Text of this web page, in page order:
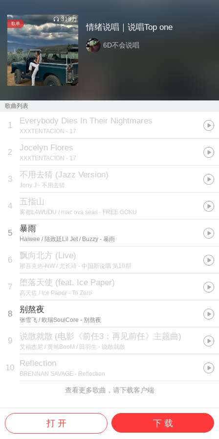
歌单
313万
情绪说唱｜说唱Top one
6D不会说唱
歌曲列表
1 Everybody Dies In Their Nightmares
XXXTENTACION - 17
2 Jocelyn Flores
XXXTENTACION - 17
3 不用去猜 (Jazz Version)
Jony J - 不用去猜
4 五指山
雾都L4WUDU / mac ova seas - FREE GOKU
5 暴雨
Haiwee / 陆政廷Lil Jet / Buzzy - 暴雨
6 飘向北方 (Live)
那吾克热-NW / 尤长靖 - 中国新说唱 第10期
7 堕落天使 (feat. Ice Paper)
高天佐 / Ice Paper - To Zero
8 别熬夜
张雪飞 / 欧瑞SoulCore - 别熬夜
9 说散就散 (电影《前任3：再见前任》主题曲)
艾福杰尼 / 黄旭BooM / 田羽生 - 说散就散
10 Reflection
BRENNAN SAVAGE - Reflection
查看更多歌曲，请下载客户端
打 开 下 载